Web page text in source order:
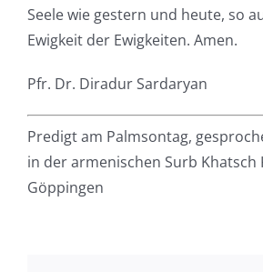
Seele wie gestern und heute, so
Ewigkeit der Ewigkeiten. Amen.
Pfr. Dr. Diradur Sardaryan
Predigt am Palmsontag,
in der armenischen Surb Khatsch
Göppingen